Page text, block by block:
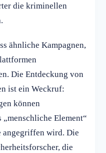
die kriminellen
ähnliche Kampagnen,
Die Entdeckung von
ist ein Weckruf:
können
Element“
angegriffen wird. Die
die